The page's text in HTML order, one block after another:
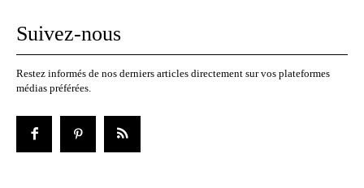
Suivez-nous
Restez informés de nos derniers articles directement sur vos plateformes
médias préférées.